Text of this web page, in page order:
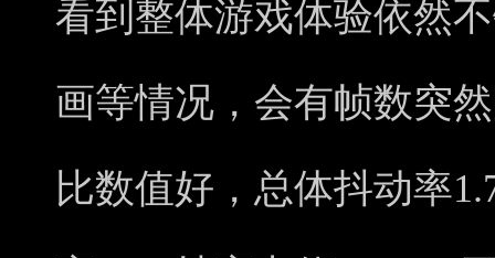
看到整体游戏体验依然
画等情况，会有帧数突
比数值好，总体抖动率